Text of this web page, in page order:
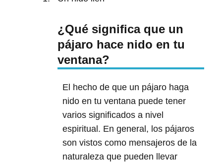
¿Qué significa que un
pájaro hace nido en tu
ventana?
El hecho de que un pájaro haga
nido en tu ventana puede tener
varios significados a nivel
espiritual. En general, los pájaros
son vistos como mensajeros de la
naturaleza que pueden llevar